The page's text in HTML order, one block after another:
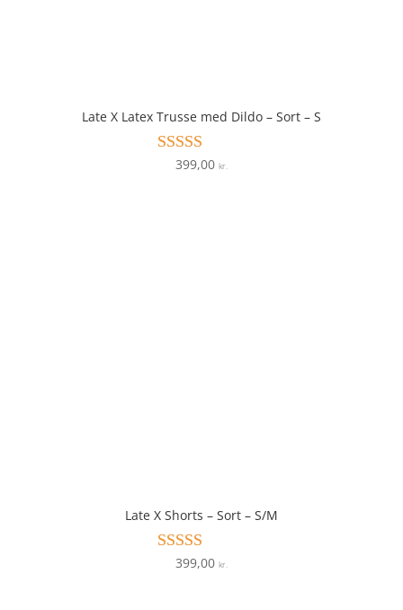
Late X Latex Trusse med Dildo – Sort – S
Vurderet
399,00 kr.
Late X Shorts – Sort – S/M
Vurderet
399,00 kr.